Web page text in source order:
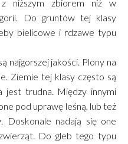
niższym zbiorem niż w
Do gruntów tej klasy
bielicowe i rdzawe typu
najgorszej jakości. Plony na
Ziemie tej klasy często są
jest trudna. Między innymi
pod uprawę leśną, lub też
Doskonale nadają się one
Do gleb tego typu